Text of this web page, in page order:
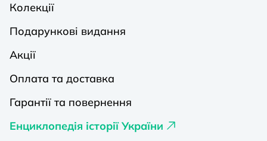
Колекції
Подарункові видання
Акції
Оплата та доставка
Гарантії та повернення
Енциклопедія історії України